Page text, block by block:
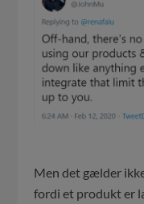
Men det gælder
fordi et produkt er